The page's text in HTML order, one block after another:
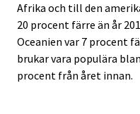
Afrika och till den
20 procent färre än år
Oceanien var 7 procent
brukar vara populära
procent från året innan.